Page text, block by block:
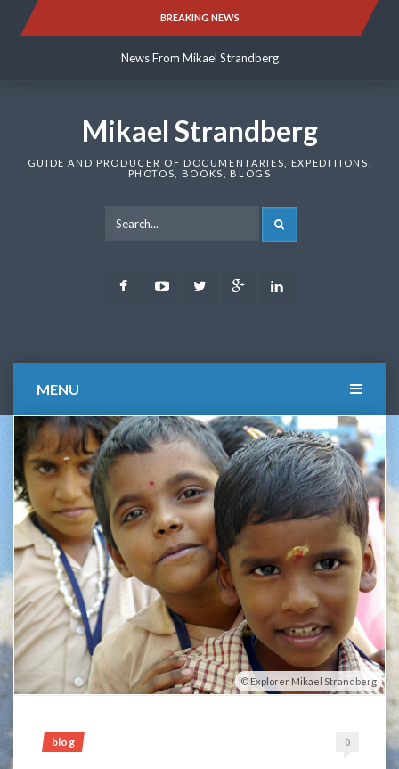
BREAKING NEWS
News From Mikael Strandberg
News From Mikael Strandberg
Mikael Strandberg
GUIDE AND PRODUCER OF DOCUMENTARIES, EXPEDITIONS,
PHOTOS, BOOKS, BLOGS
FacebookYoutubeTwitter Google
MENU
Explorer Mikael Strandberg
blog 0